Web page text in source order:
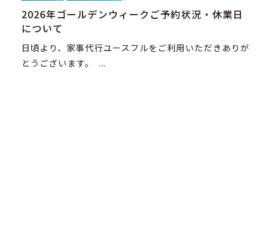
2026年ゴールデンウィークご予約状況・休業日
について
日頃より、家事代行ユースフルをご利用いただきありが
とうございます。 ...